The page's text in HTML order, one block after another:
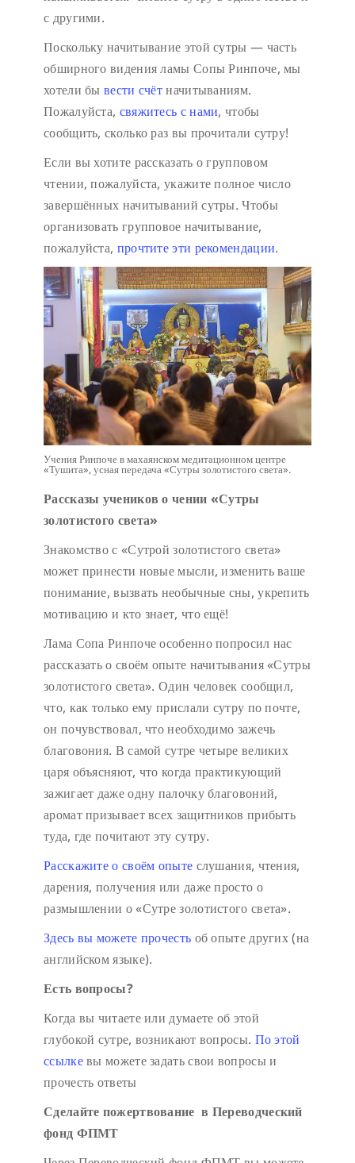
с другими.
Поскольку начитывание этой сутры — часть
обширного видения ламы Сопы Ринпоче, мы
хотели бы вести счётначитываниям.
Пожалуйста, свяжитесь с нами, чтобы
сообщить, сколько раз вы прочитали сутру!
Если вы хотите рассказать о групповом
чтении, пожалуйста, укажите полное число
завершённых начитываний сутры. Чтобы
организовать групповое начитывание,
пожалуйста, прочтите эти рекомендации.
Учения Ринпоче в махаянском медитационном центре
«Тушита», усная передача «Сутры золотистого света».
Рассказы учеников о чении «Сутры
золотистого света»
Знакомство с «Сутрой золотистого света»
может принести новые мысли, изменить ваше
понимание, вызвать необычные сны, укрепить
мотивацию и кто знает, что ещё!
Лама Сопа Ринпоче особенно попросил нас
рассказать о своём опыте начитывания «Сутры
золотистого света». Один человек сообщил,
что, как только ему прислали сутру по почте,
он почувствовал, что необходимо зажечь
благовония. В самой сутре четыре великих
царя объясняют, что когда практикующий
зажигает даже одну палочку благовоний,
аромат призывает всех защитников прибыть
туда, где почитают эту сутру.
Расскажите о своём опыте слушания, чтения,
дарения, получения или даже просто о
размышлении о «Сутре золотистого света».
Здесь вы можете прочесть об опыте других (на
английском языке).
Есть вопросы?
Когда вы читаете или думаете об этой
глубокой сутре, возникают вопросы. По этой
ссылкевы можете задать свои вопросы и
прочесть ответы
Сделайте пожертвование в Переводческий
фонд ФПМТ